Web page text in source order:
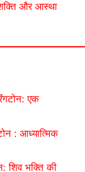
और आस्था
एक
: आध्यात्मिक
शिव भक्ति की